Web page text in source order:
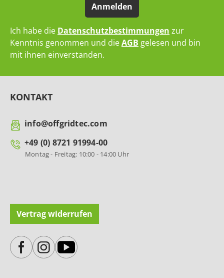
Anmelden
Ich habe die Datenschutzbestimmungen zur
Kenntnis genommen und dieAGB gelesen und bin
mit ihnen einverstanden.
KONTAKT
info@offgridtec.com
+49 (0) 8721 91994-00
Montag - Freitag: 10:00 - 14:00 Uhr
Vertrag widerrufen